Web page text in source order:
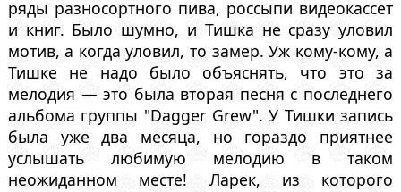
ряды разносортного пива, россыпи видеокассет
и книг. Было шумно, и Тишка не сразу уловил
мотив, а когда уловил, то замер. Уж кому-кому, а
Тишке не надо было объяснять, что это за
мелодия — это была вторая песня с последнего
альбома группы "Dagger Grew". У Тишки запись
была уже два месяца, но гораздо приятнее
услышать любимую мелодию в таком
неожиданном месте! Ларек, из которого